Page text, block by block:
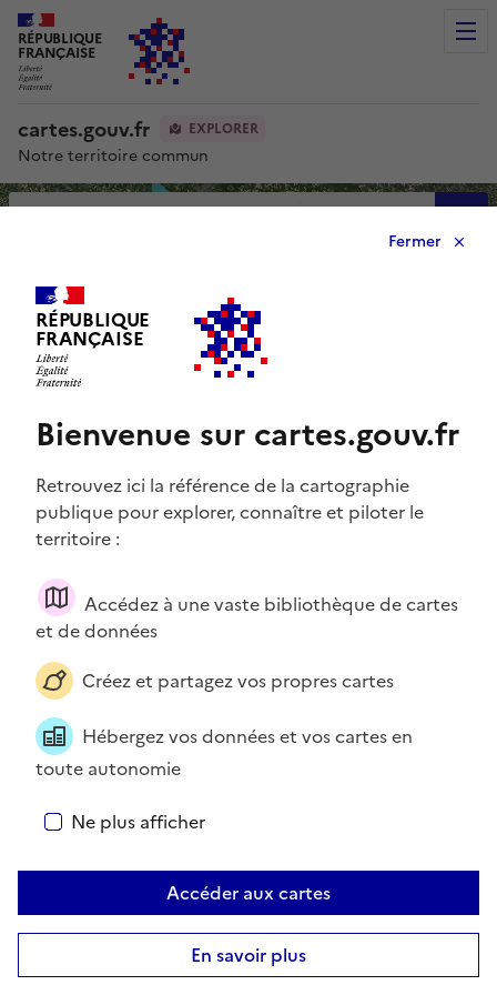
RÉPUBLIQUE
FRANÇAISE
cartes.gouv.fr EXPLORER
Notre territoire commun
À propos des cookies sur cartes.gouv.fr
Bienvenue ! Nous utilisons des cookies pour améliorer votre
expérience et les services disponibles sur ce site. Pour en
savoir plus, visitez la page
Vous pouvez, à tout moment, avoir le contrôle sur les
cookies que vous souhaitez activer. Préférences pour tous les
services.
Tout accepter
Tout refuser
Personnaliser
Fermer
RÉPUBLIQUE
FRANÇAISE
Bienvenue sur cartes.gouv.fr
Retrouvez ici la référence de la cartographie
publique pour explorer, connaître et piloter le
territoire :
Accédez à une vaste bibliothèque de cartes
et de données
Créez et partagez vos propres cartes
Hébergez vos données et vos cartes en
toute autonomie
Ne plus afficher
Accéder aux cartes
En savoir plus
Ajout
de
couche
Erreur
lors de
de la
"MTE_
-EAU-
SOUTE
E" :